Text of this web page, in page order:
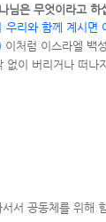
님은 무엇이라고 하
우리와 함께 계시면
이처럼 이스라엘 백
없이 버리거나 떠나
서 공동체를 위해